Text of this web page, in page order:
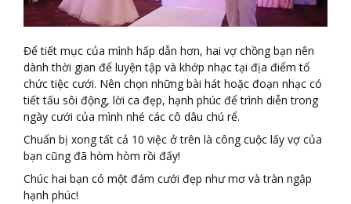
Để tiết mục của mình hấp dẫn hơn, hai vợ chồng bạn nên
dành thời gian để luyện tập và khớp nhạc tại địa điểm tổ
chức tiệc cưới. Nên chọn những bài hát hoặc đoạn nhạc có
tiết tấu sôi động, lời ca đẹp, hạnh phúc để trình diễn trong
ngày cưới của mình nhé các cô dâu chú rể.
Chuẩn bị xong tất cả 10 việc ở trên là công cuộc lấy vợ của
bạn cũng đã hòm hòm rồi đấy!
Chúc hai bạn có một đám cưới đẹp như mơ và tràn ngập
hạnh phúc!